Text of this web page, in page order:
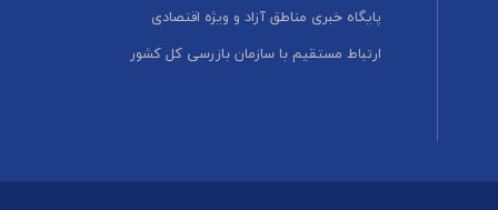
پایگاه خبری مناطق آزاد و ویژه اقتصادی
ارتباط مستقیم با سازمان بازرسی کل کشور